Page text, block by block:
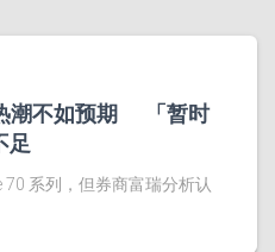
潮不如预期 「暂时
足
系列，但券商富瑞分析认